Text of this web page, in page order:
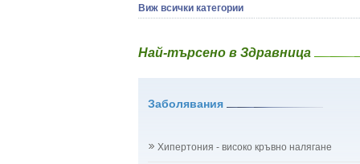
Нощно напикаване - енуреза
Плач
Проблеми с очите на бебето и детето
Рубеола
Виж всички категории
Най-търсено в Здравница
Заболявания
Хипертония - високо кръвно налягане